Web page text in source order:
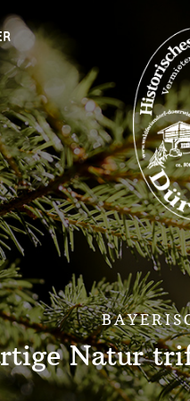
Natur